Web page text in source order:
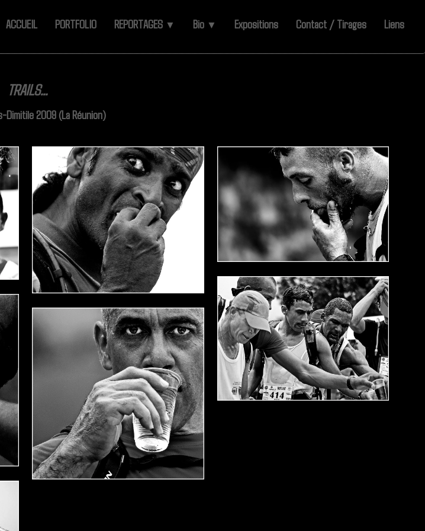
ACCUEIL PORTFOLIO REPORTAGES ▼ Bio ▼ Expositions Contact / Tirages Liens
TRAILS...
2009 (La Réunion)